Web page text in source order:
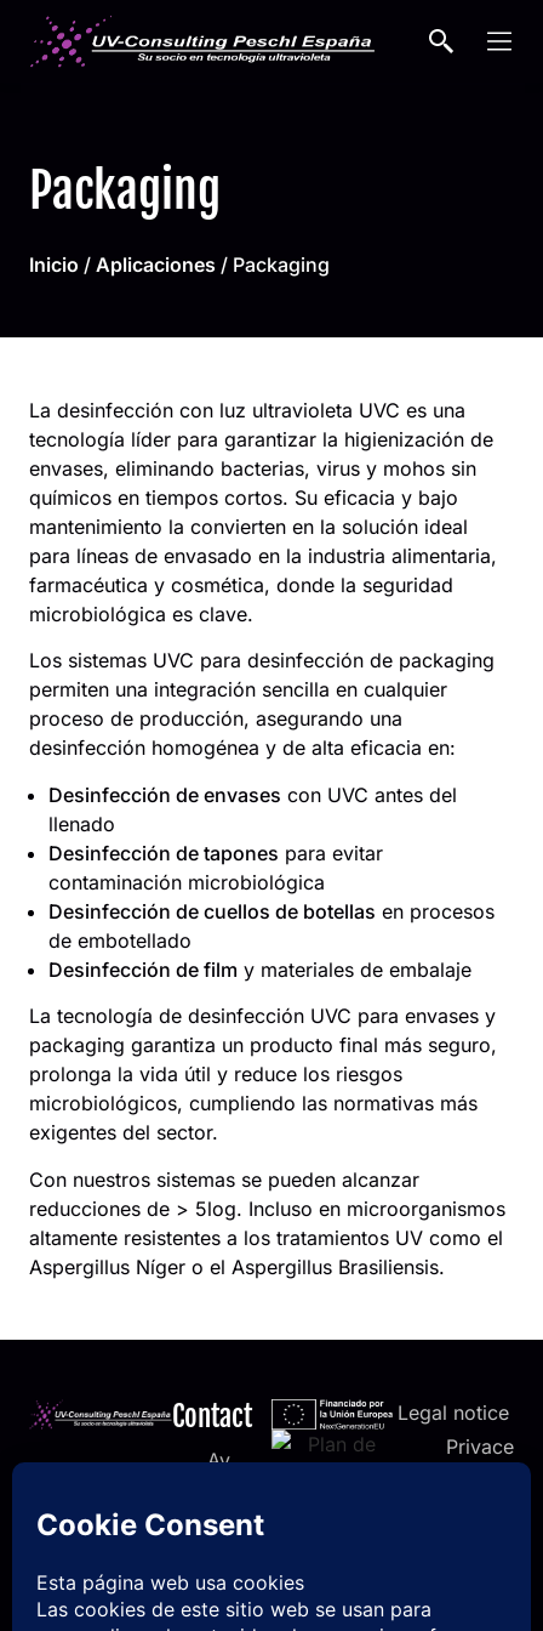
Buscar
Packaging
Inicio / Aplicaciones / Packaging
La desinfección con luz ultravioleta UVC es una
tecnología líder para garantizar la higienización de
envases, eliminando bacterias, virus y mohos sin
químicos en tiempos cortos. Su eficacia y bajo
mantenimiento la convierten en la solución ideal
para líneas de envasado en la industria alimentaria,
farmacéutica y cosmética, donde la seguridad
microbiológica es clave.
Los sistemas UVC para desinfección de packaging
permiten una integración sencilla en cualquier
proceso de producción, asegurando una
desinfección homogénea y de alta eficacia en:
Desinfección de envases con UVC antes del
llenado
Desinfección de tapones para evitar
contaminación microbiológica
Desinfección de cuellos de botellas en procesos
de embotellado
Desinfección de film y materiales de embalaje
La tecnología de desinfección UVC para envases y
packaging garantiza un producto final más seguro,
prolonga la vida útil y reduce los riesgos
microbiológicos, cumpliendo las normativas más
exigentes del sector.
Con nuestros sistemas se pueden alcanzar
reducciones de > 5log. Incluso en microorganismos
altamente resistentes a los tratamientos UV como el
Aspergillus Níger o el Aspergillus Brasiliensis.
Legal notice
Privace
Statement
Contact
Av.
5 12412
Castellón
info@uvcp-